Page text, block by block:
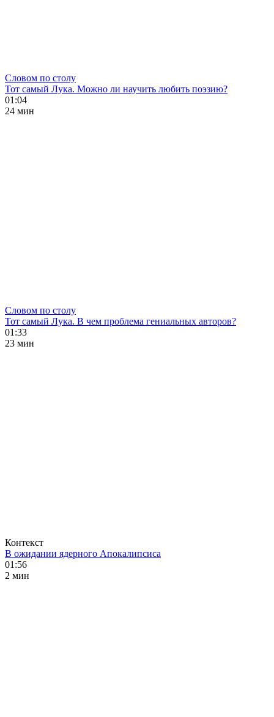
Словом по столу
Тот самый Лука. Можно ли научить любить поэзию?
01:04
24 мин
Словом по столу
Тот самый Лука. В чем проблема гениальных авторов?
01:33
23 мин
Контекст
В ожидании ядерного Апокалипсиса
01:56
2 мин